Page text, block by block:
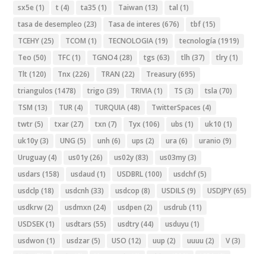
sx5e (1) t (4) ta35 (1) Taiwan (13) tal (1)
tasa de desempleo (23) Tasa de interes (676) tbf(15)
TCEHY(25) TCOM (1) TECNOLOGIA(19) tecnología (1919)
Teo (50) TFC(1) TGNO4(28) tgs (63) tlh (37) tlry(1)
Tlt (120) Tnx (226) TRAN (22) Treasury(695)
triangulos (1478) trigo (39) TRIVIA(1) TS (3) tsla (70)
TSM (13) TUR(4) TURQUIA(48) TwitterSpaces (4)
twtr(5) txar(27) txn (7) Tyx (106) ubs (1) uk10 (1)
uk10y(3) UNG (5) unh (6) ups (2) ura (6) uranio (9)
Uruguay(4) us01y(26) us02y(83) us03my(3)
usdars (158) usdaud (1) USDBRL(100) usdchf(5)
usdclp (18) usdcnh (33) usdcop (8) USDILS (9) USDJPY(65)
usdkrw(2) usdmxn (24) usdpen (2) usdrub (11)
USDSEK(1) usdtars (55) usdtry(44) usduyu (1)
usdwon (1) usdzar(5) USO (12) uup (2) uuuu (2) V(3)